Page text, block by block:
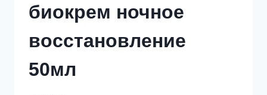
биокрем ночное
восстановление
50мл